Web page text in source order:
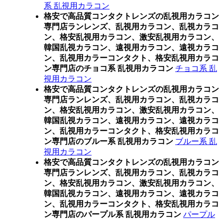
系 乱視用カラコン
格安で高品質コンタクトレンズの乱視用カラコン
専門店ランレンズ、乱視用カラコン、乱視カラコ
ン、格安乱視用カラコン、激安乱視用カラコン、
韓国乱視カラコン、遠視用カラコン、遠視カラコ
ン、乱視用カラーコンタクト、格安乱視用カラコ
ン専門店のチョコ系 乱視用カラコン チョコ系 乱
視用カラコン
格安で高品質コンタクトレンズの乱視用カラコン
専門店ランレンズ、乱視用カラコン、乱視カラコ
ン、格安乱視用カラコン、激安乱視用カラコン、
韓国乱視カラコン、遠視用カラコン、遠視カラコ
ン、乱視用カラーコンタクト、格安乱視用カラコ
ン専門店のブルー系 乱視用カラコン ブルー系 乱
視用カラコン
格安で高品質コンタクトレンズの乱視用カラコン
専門店ランレンズ、乱視用カラコン、乱視カラコ
ン、格安乱視用カラコン、激安乱視用カラコン、
韓国乱視カラコン、遠視用カラコン、遠視カラコ
ン、乱視用カラーコンタクト、格安乱視用カラコ
ン専門店のパープル系 乱視用カラコン パープル